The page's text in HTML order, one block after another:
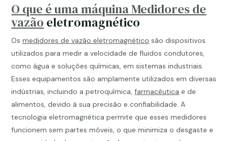
O que é uma máquina Medidores de
vazão eletromagnético
Osmedidores de vazão eletromagnético são dispositivos
utilizados para medir a velocidade de fluidos condutores,
como água e soluções químicas, em sistemas industriais.
Esses equipamentos são amplamente utilizados em diversas
indústrias, incluindo a petroquímica,farmacêutica e de
alimentos, devido à sua precisão e confiabilidade. A
tecnologia eletromagnética permite que esses medidores
funcionem sem partes móveis, o que minimiza o desgaste e